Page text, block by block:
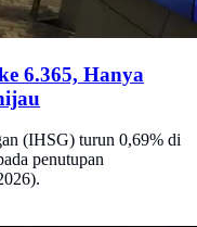
6.365, Hanya
(IHSG) turun 0,69% di
penutupan